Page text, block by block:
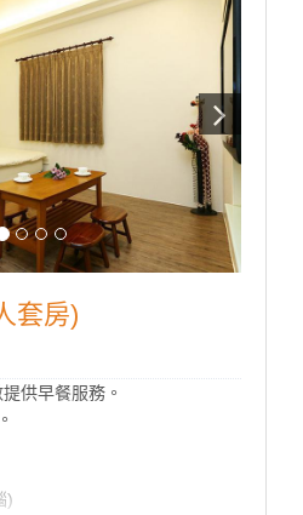
套房)
供早餐服務。
)